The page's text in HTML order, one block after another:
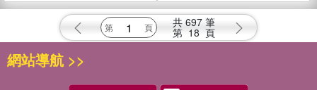
共 697 筆
第 18 頁
網站導航 >>